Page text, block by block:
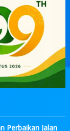
Perbaikan Jalan